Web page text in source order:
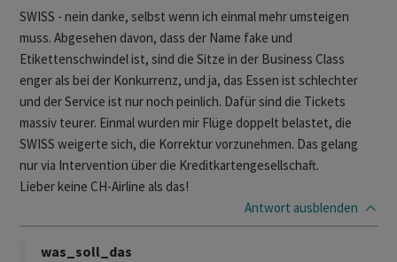
SWISS - nein danke, selbst wenn ich einmal mehr umsteigen
muss. Abgesehen davon, dass der Name fake und
Etikettenschwindel ist, sind die Sitze in der Business Class
enger als bei der Konkurrenz, und ja, das Essen ist schlechter
und der Service ist nur noch peinlich. Dafür sind die Tickets
massiv teurer. Einmal wurden mir Flüge doppelt belastet, die
SWISS weigerte sich, die Korrektur vorzunehmen. Das gelang
nur via Intervention über die Kreditkartengesellschaft.
Lieber keine CH-Airline als das!
Antwort ausblenden
was_soll_das